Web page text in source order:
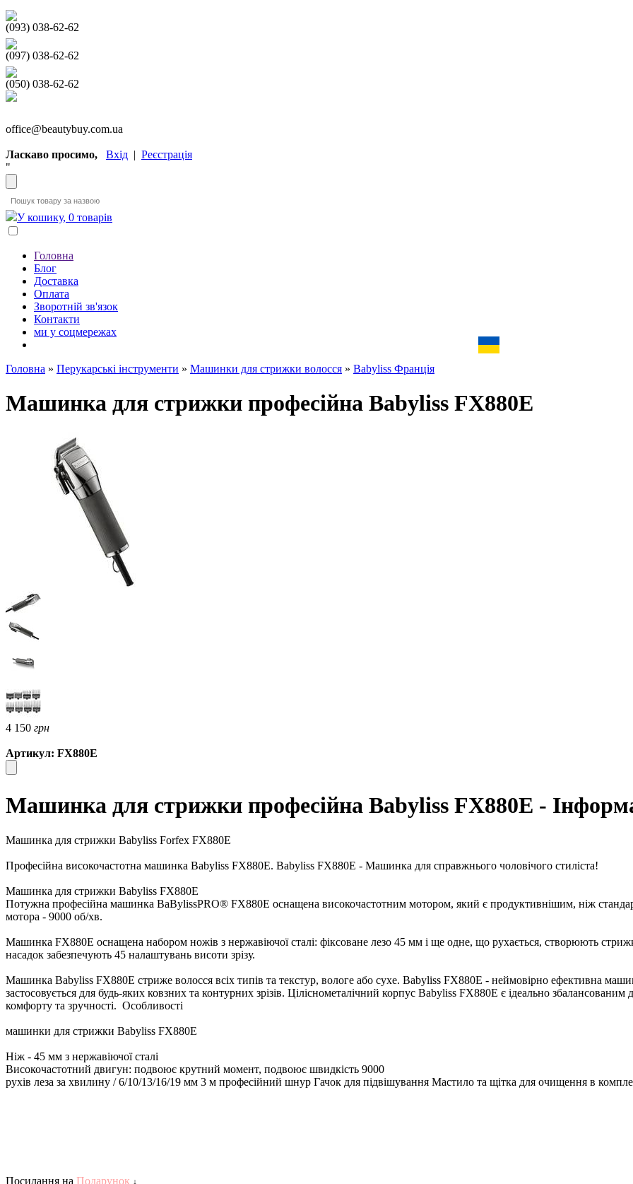
(093) 038-62-62
(097) 038-62-62
(050) 038-62-62
office@beautybuy.com.ua
Ласкаво просимо, Вхід | Реєстрація
"
У кошику, 0 товарів
Головна
Блог
Доставка
Оплата
Зворотній зв'язок
Контакти
ми у соцмережах
Головна » Перукарські інструменти » Машинки для стрижки волосся » Babyliss Франція
Машинка для стрижки професійна Babyliss FX880E
4 150 грн
Артикул: FX880E
Машинка для стрижки професійна Babyliss FX880E -
Машинка для стрижки Babyliss Forfex FX880E
Професійна високочастотна машинка Babyliss FX880E. Babyliss FX880E - Машинка для справжнього чоловічого стиліста!
Машинка для стрижки Babyliss FX880E
Потужна професійна машинка BaBylissPRO® FX880E оснащена високочастотним мотором, який є продуктивнішим, ніж
мотора - 9000 об/хв.
Машинка FX880E оснащена набором ножів з нержавіючої сталі: фіксоване лезо 45 мм і ще одне, що рухається, створюють
насадок забезпечують 45 налаштувань висоти зрізу.
Машинка Babyliss FX880E стриже волосся всіх типів та текстур, вологе або сухе. Babyliss FX880E - неймовірно ефективна
застосовується для будь-яких ковзних та контурних зрізів. Ціліснометалічний корпус Babyliss FX880E є ідеально
комфорту та зручності. Особливості
машинки для стрижки Babyliss FX880E
Ніж - 45 мм з нержавіючої сталі
Високочастотний двигун: подвоює крутний момент, подвоює швидкість 9000
рухів леза за хвилину / 6/10/13/16/19 мм 3 м професійний шнур Гачок для підвішування Мастило та щітка для очищення в
Посилання на Подарунок ↓